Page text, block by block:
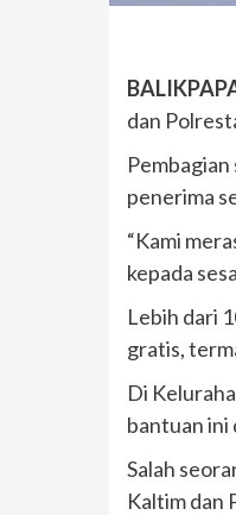
dan
penerima
“Kami
kepada
Lebih dari
gratis,
Di
bantuan ini
Salah
Kaltim dan